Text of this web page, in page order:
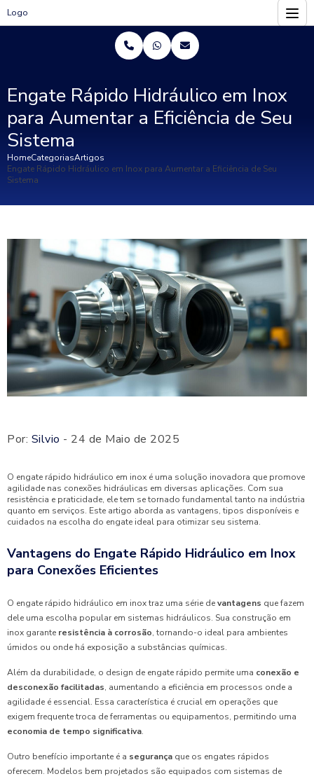
Logo
HomeCategoriasArtigos
Engate Rápido Hidráulico em Inox para Aumentar a Eficiência de Seu
Sistema
Engate Rápido Hidráulico em Inox
para Aumentar a Eficiência de Seu
Sistema
Por: Silvio - 24 de Maio de 2025
O engate rápido hidráulico em inox é uma solução inovadora que promove
agilidade nas conexões hidráulicas em diversas aplicações. Com sua
resistência e praticidade, ele tem se tornado fundamental tanto na indústria
quanto em serviços. Este artigo aborda as vantagens, tipos disponíveis e
cuidados na escolha do engate ideal para otimizar seu sistema.
Vantagens do Engate Rápido Hidráulico em Inox
para Conexões Eficientes
O engate rápido hidráulico em inox traz uma série devantagens que fazem
dele uma escolha popular em sistemas hidráulicos. Sua construção em
inox garante resistência à corrosão, tornando-o ideal para ambientes
úmidos ou onde há exposição a substâncias químicas.
Além da durabilidade, o design de engate rápido permite uma conexão e
desconexão facilitadas, aumentando a eficiência em processos onde a
agilidade é essencial. Essa característica é crucial em operações que
exigem frequente troca de ferramentas ou equipamentos, permitindo uma
economia de tempo significativa.
Outro benefício importante é a segurança que os engates rápidos
oferecem. Modelos bem projetados são equipados com sistemas de